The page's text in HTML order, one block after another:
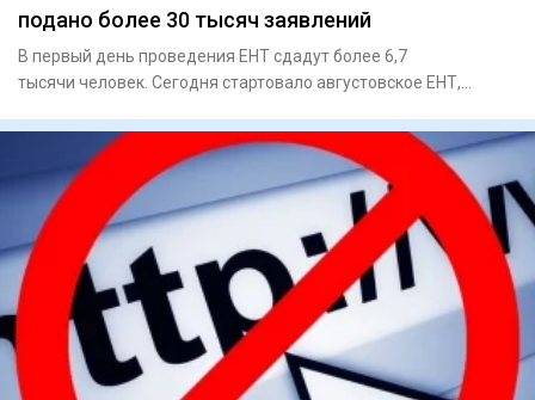
подано более 30 тысяч заявлений
В первый день проведения ЕНТ сдадут более 6,7
тысячи человек. Сегодня стартовало августовское ЕНТ,